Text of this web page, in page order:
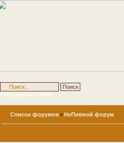
Расширенный поиск
Список форумов ‹ НеПивной форум